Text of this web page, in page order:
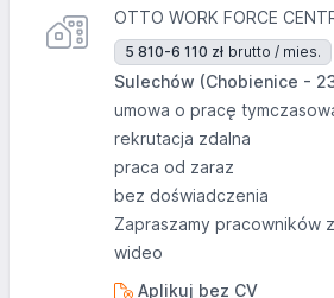
OTTO WORK FORCE
5 810-6 110 zł brutto / mies.
Sulechów (Chobienice -
umowa o pracę
rekrutacja zdalna
praca od zaraz
bez doświadczenia
Zapraszamy pracowników
wideo
Aplikuj bez CV